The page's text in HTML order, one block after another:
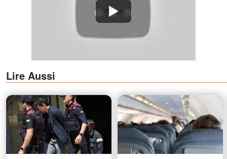
Watch
Lire Aussi